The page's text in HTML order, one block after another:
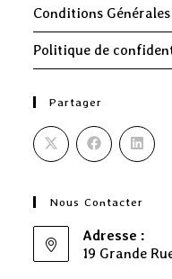
Conditions
Politique de
Partager
Nous Contacter
Adresse :
19 Grande